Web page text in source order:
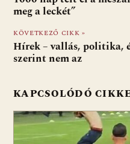
o
o
k
p
p
meg a leckét”
KÖVETKEZŐ CIKK »
Hírek – vallás, politika,
szerint nem az
KAPCSOLÓDÓ